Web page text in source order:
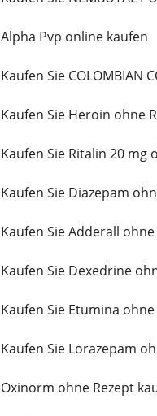
Alpha Pvp online kaufen
Kaufen Sie COLOMBIAN
Kaufen Sie Heroin ohne
Kaufen Sie Ritalin 20 mg
Kaufen Sie Diazepam
Kaufen Sie Adderall ohne
Kaufen Sie Dexedrine
Kaufen Sie Etumina ohne
Kaufen Sie Lorazepam
Oxinorm ohne Rezept